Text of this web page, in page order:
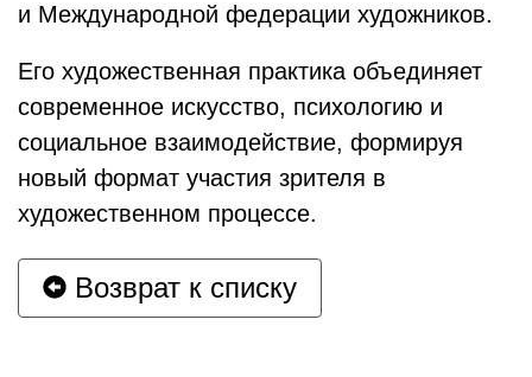
и Международной федерации художников.
Его художественная практика объединяет
современное искусство, психологию и
социальное взаимодействие, формируя
новый формат участия зрителя в
художественном процессе.
Возврат к списку